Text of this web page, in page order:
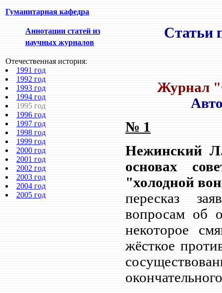
Гуманитарная кафедра
Аннотации статей из
научных журналов
Отечественная история:
1991 год
1992 год
1993 год
1994 год
1995 год
1996 год
1997 год
1998 год
1999 год
2000 год
2001 год
2002 год
2003 год
2004 год
2005 год
Статьи
Журнал
№ 1
Нежинский
основах
"холодной
пересказ
вопросам об
некоторое
жёсткое